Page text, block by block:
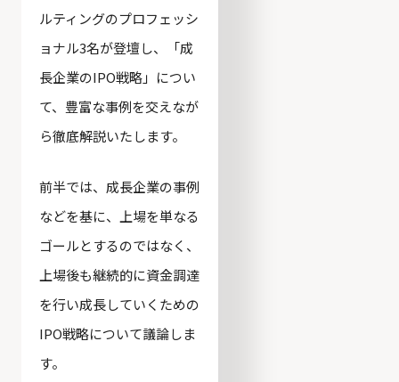
ルティングのプロフェッシ
ョナル3名が登壇し、「成
長企業のIPO戦略」につい
て、豊富な事例を交えなが
ら徹底解説いたします。
前半では、成長企業の事例
などを基に、上場を単なる
ゴールとするのではなく、
上場後も継続的に資金調達
を行い成長していくための
IPO戦略について議論しま
す。